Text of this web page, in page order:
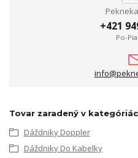
+421
Po-
Tovar zaradený v
Dáždniky Doppler
Dáždniky Do Kabelky